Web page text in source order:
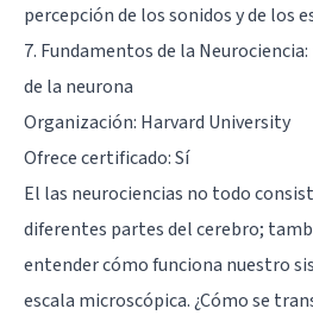
percepción de los sonidos y de los
7. Fundamentos de la
de la neurona
Organización: Harvard University
Ofrece certificado: Sí
El las neurociencias no todo
diferentes partes del cerebro;
entender cómo funciona nuestro
escala microscópica. ¿Cómo se